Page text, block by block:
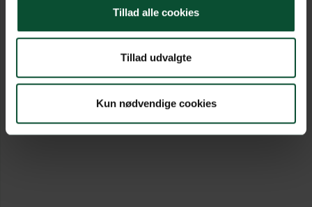
Tillad alle cookies
Tillad udvalgte
Kun nødvendige cookies